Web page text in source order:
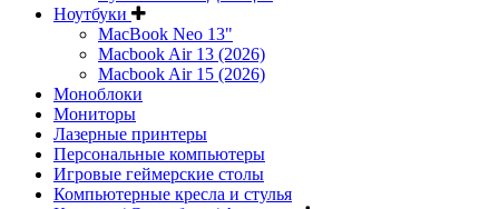
Ноутбуки
MacBook Neo 13"
Macbook Air 13 (2026)
Macbook Air 15 (2026)
Моноблоки
Мониторы
Лазерные принтеры
Персональные компьютеры
Игровые геймерские столы
Компьютерные кресла и стулья